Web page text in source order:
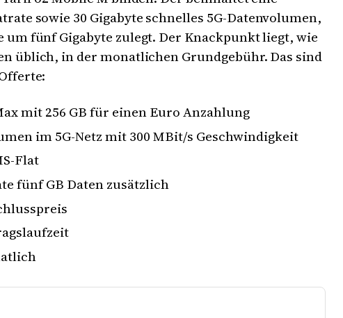
sowie 30 Gigabyte schnelles 5G-Datenvolumen,
um fünf Gigabyte zulegt. Der Knackpunkt liegt, wie
üblich, in der monatlichen Grundgebühr. Das sind
mit 256 GB für einen Euro Anzahlung
im 5G-Netz mit 300 MBit/s Geschwindigkeit
Flat
fünf GB Daten zusätzlich